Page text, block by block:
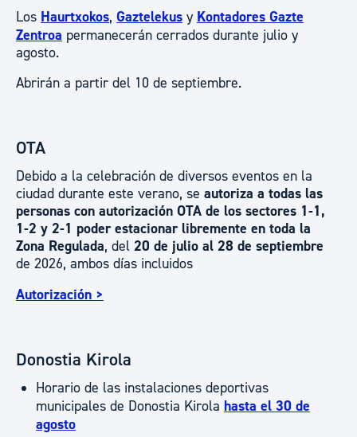
Los Haurtxokos, Gaztelekus y Kontadores Gazte
Zentroa permanecerán cerrados durante julio y
agosto.
Abrirán a partir del 10 de septiembre.
OTA
Debido a la celebración de diversos eventos en la
ciudad durante este verano, se autoriza a todas las
personas con autorización OTA de los sectores 1-1,
1-2 y 2-1 poder estacionar libremente en toda la
Zona Regulada, del 20 de julio al 28 de septiembre
de 2026, ambos días incluidos
Autorización >
Donostia Kirola
Horario de las instalaciones deportivas
municipales de Donostia Kirola hasta el 30 de
agosto